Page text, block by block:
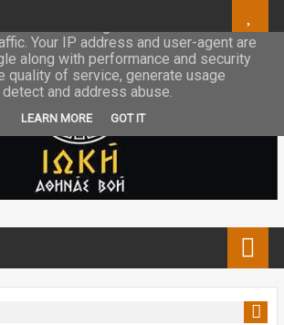
from Google to deliver its services
Your IP address and user-agent are
along with performance and security
quality of service, generate usage
and address abuse.
LEARN MORE GOT IT